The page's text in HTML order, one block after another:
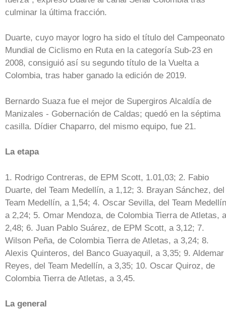
culminar la última fracción.
Duarte, cuyo mayor logro ha sido el título del Campeonato
Mundial de Ciclismo en Ruta en la categoría Sub-23 en
2008, consiguió así su segundo título de la Vuelta a
Colombia, tras haber ganado la edición de 2019.
Bernardo Suaza fue el mejor de Supergiros Alcaldía de
Manizales - Gobernación de Caldas; quedó en la séptima
casilla. Dídier Chaparro, del mismo equipo, fue 21.
La etapa
1. Rodrigo Contreras, de EPM Scott, 1.01,03; 2. Fabio
Duarte, del Team Medellín, a 1,12; 3. Brayan Sánchez, del
Team Medellín, a 1,54; 4. Oscar Sevilla, del Team
a 2,24; 5. Omar Mendoza, de Colombia Tierra de Atletas, a
2,48; 6. Juan Pablo Suárez, de EPM Scott, a 3,12; 7.
Wilson Peña, de Colombia Tierra de Atletas, a 3,24; 8.
Alexis Quinteros, del Banco Guayaquil, a 3,35; 9. Aldemar
Reyes, del Team Medellín, a 3,35; 10. Oscar Quiroz, de
Colombia Tierra de Atletas, a 3,45.
La general